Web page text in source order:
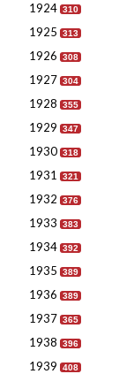
1924 310
1925 313
1926 308
1927 304
1928 355
1929 347
1930 318
1931 321
1932 376
1933 383
1934 392
1935 389
1936 389
1937 365
1938 396
1939 408